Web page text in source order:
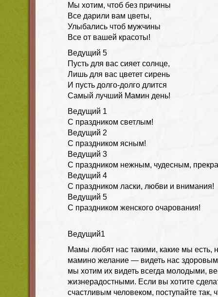
Мы хотим, чтоб без причины
Все дарили вам цветы,
Улыбались чтоб мужчины
Все от вашей красоты!
Ведущий 5
Пусть для вас сияет солнце,
Лишь для вас цветет сирень
И пусть долго-долго длится
Самый лучший Мамин день!
Ведущий 1
С праздником светлым!
Ведущий 2
С праздником ясным!
Ведущий 3
С праздником нежным, чудесным,
Ведущий 4
С праздником ласки, любви и внимания!
Ведущий 5
С праздником женского очарования!
Ведущий1
Мамы любят нас такими, какие мы есть,
мамино желание — видеть нас
мы хотим их видеть всегда молодыми,
жизнерадостными. Если вы хотите
счастливым человеком, поступайте так,